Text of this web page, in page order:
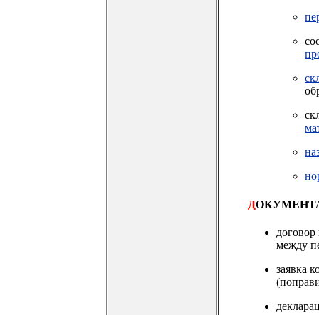
Д
между
заявка